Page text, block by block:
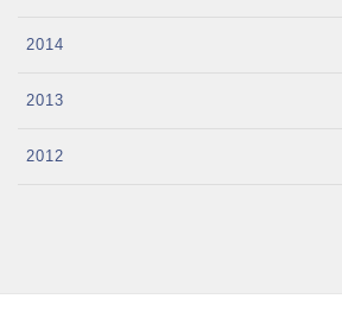
2014
2013
2012